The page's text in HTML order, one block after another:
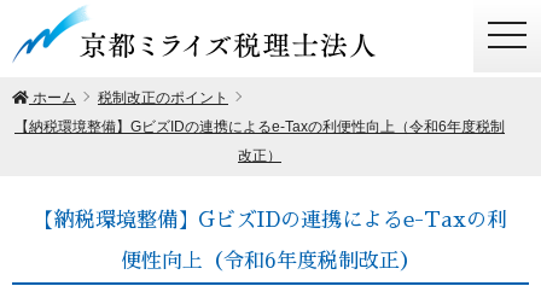
ホーム
税制改正のポイント
【納税環境整備】GビズIDの連携によるe-Taxの利便性向上（令和6年度税制
改正）
【納税環境整備】GビズIDの連携によるe-Taxの利
便性向上（令和6年度税制改正）